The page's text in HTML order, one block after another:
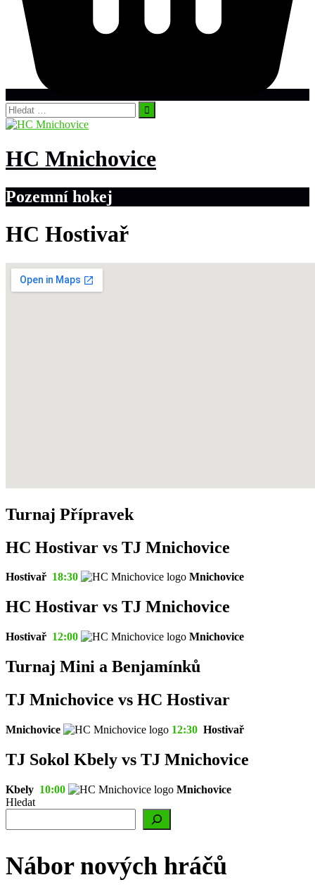
Vyhledávání
HC Mnichovice
Pozemní hokej
HC Hostivař
Turnaj Přípravek
HC Hostivar vs TJ Mnichovice
Hostivař 18:30 Mnichovice
HC Hostivar vs TJ Mnichovice
Hostivař 12:00 Mnichovice
Turnaj Mini a Benjamínků
TJ Mnichovice vs HC Hostivar
Mnichovice 12:30 Hostivař
TJ Sokol Kbely vs TJ Mnichovice
Kbely 10:00
Mnichovice
Hledat
Nábor nových hráčů